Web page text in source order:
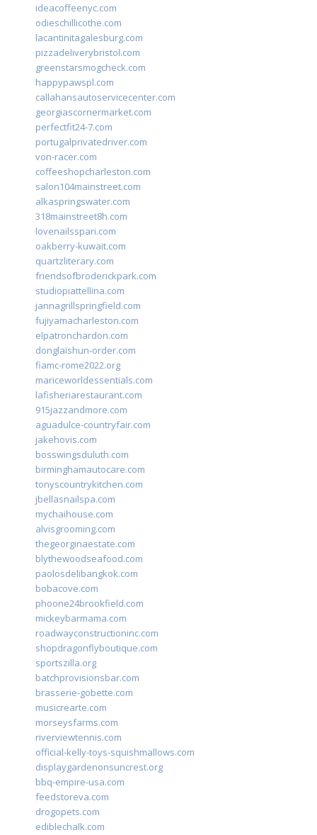
ideacoffeenyc.com
odieschillicothe.com
lacantinitagalesburg.com
pizzadeliverybristol.com
greenstarsmogcheck.com
happypawspl.com
callahansautoservicecenter.com
georgiascornermarket.com
perfectfit24-7.com
portugalprivatedriver.com
von-racer.com
coffeeshopcharleston.com
salon104mainstreet.com
alkaspringswater.com
318mainstreet8h.com
lovenailsspari.com
oakberry-kuwait.com
quartzliterary.com
friendsofbroderickpark.com
studiopiattellina.com
jannagrillspringfield.com
fujiyamacharleston.com
elpatronchardon.com
donglaishun-order.com
fiamc-rome2022.org
mariceworldessentials.com
lafisheriarestaurant.com
915jazzandmore.com
aguadulce-countryfair.com
jakehovis.com
bosswingsduluth.com
birminghamautocare.com
tonyscountrykitchen.com
jbellasnailspa.com
mychaihouse.com
alvisgrooming.com
thegeorginaestate.com
blythewoodseafood.com
paolosdelibangkok.com
bobacove.com
phoone24brookfield.com
mickeybarmama.com
roadwayconstructioninc.com
shopdragonflyboutique.com
sportszilla.org
batchprovisionsbar.com
brasserie-gobette.com
musicrearte.com
morseysfarms.com
riverviewtennis.com
official-kelly-toys-squishmallows.com
displaygardenonsuncrest.org
bbq-empire-usa.com
feedstoreva.com
drogopets.com
ediblechalk.com